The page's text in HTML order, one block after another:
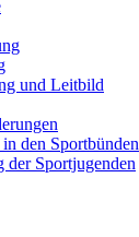
und Leitbild
den Sportbünden
der Sportjugenden